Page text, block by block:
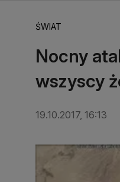
ŚWIAT
Nocny
wszyscy
19.10.2017, 16:13